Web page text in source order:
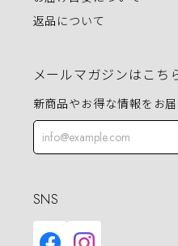
返品について
メールマガジンはこち
新商品やお得な情報をお届
SNS